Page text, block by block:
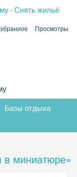
.Снять жильё
Просмотры
Базы отдыха
миниатюре»